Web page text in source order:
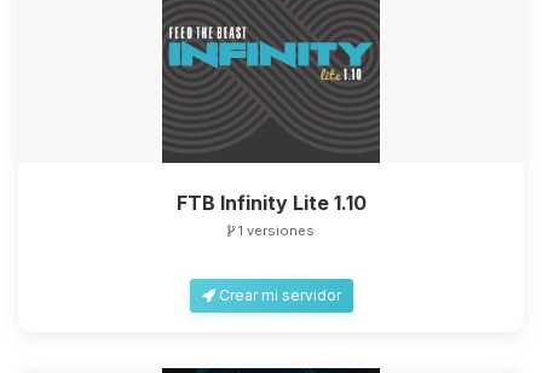
FTB Infinity Lite 1.10
1 versiones
Crear mi servidor